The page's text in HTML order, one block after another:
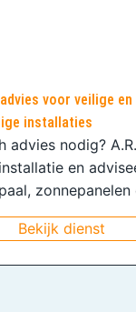
voor veilige en
installaties
advies nodig?
en
zonnepanelen
Bekijk dienst